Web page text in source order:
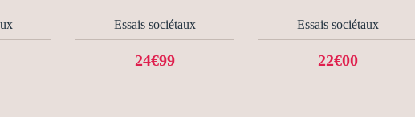
Essais sociétaux
24€99
Essais sociétaux
22€00